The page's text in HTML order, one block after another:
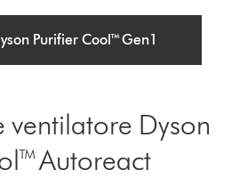
Purifier Cool™ Gen1
ventilatore Dyson
Autoreact